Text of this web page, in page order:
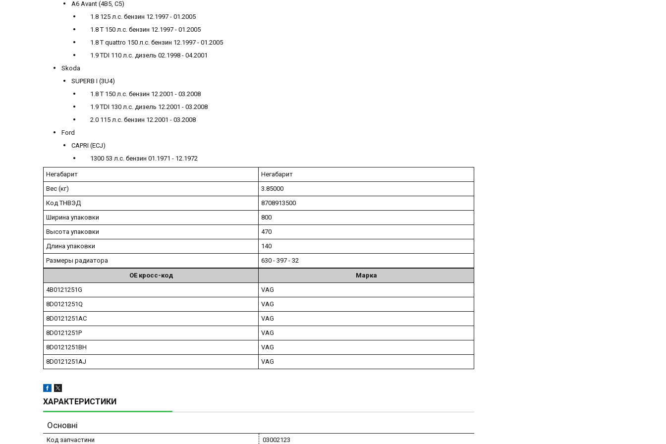
A6 Avant (4B5, C5)
1.8 125 л.с. бензин 12.1997 - 01.2005
1.8 T 150 л.с. бензин 12.1997 - 01.2005
1.8 T quattro 150 л.с. бензин 12.1997 - 01.2005
1.9 TDI 110 л.с. дизель 02.1998 - 04.2001
Skoda
SUPERB I (3U4)
1.8 T 150 л.с. бензин 12.2001 - 03.2008
1.9 TDI 130 л.с. дизель 12.2001 - 03.2008
2.0 115 л.с. бензин 12.2001 - 03.2008
Ford
CAPRI (ECJ)
1300 53 л.с. бензин 01.1971 - 12.1972
Негабарит
Негабарит
Вес (кг)
3.85000
Код ТНВЭД
8708913500
Ширина упаковки
800
Высота упаковки
470
Длина упаковки
140
Размеры радиатора
630 - 397 - 32
ОЕ кросс-код
Марка
4B0121251G
VAG
8D0121251Q
VAG
8D0121251AC
VAG
8D0121251P
VAG
8D0121251BH
VAG
8D0121251AJ
VAG
ХАРАКТЕРИСТИКИ
Основні
Код запчастини 03002123